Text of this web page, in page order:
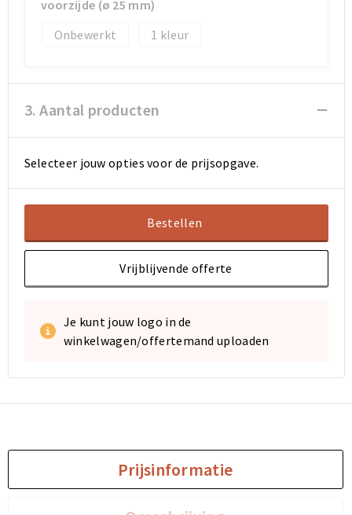
Sporttassen
Documententassen
Boodschappentassen
Sporttassen
Documententassen
Boodschappentassen
voorzijde (ø 25 mm)
Onbewerkt
1
3. Aantal producten
Selecteer jouw opties voor de prijsopgave.
Bestellen
Vrijblijvende offerte
Je kunt jouw logo in de
winkelwagen/offertemand uploaden
Prijsinformatie